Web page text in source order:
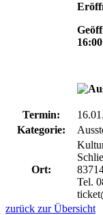
Termin:
Kategorie:
Ort:
Tel.
zurück zur Übersicht